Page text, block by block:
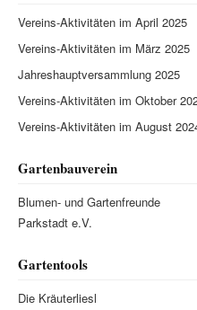
Vereins-Aktivitäten im April 2025
Vereins-Aktivitäten im März 2025
Jahreshauptversammlung 2025
Vereins-Aktivitäten im Oktober
Vereins-Aktivitäten im August
Gartenbauverein
Blumen- und Gartenfreunde
Parkstadt e.V.
Gartentools
Die Kräuterliesl